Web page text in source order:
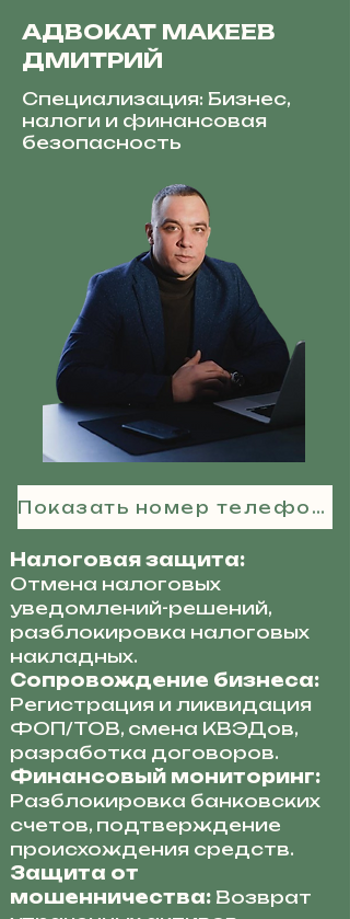
АДВОКАТ МАКЕЕВ
ДМИТРИЙ
Специализация: Бизнес,
налоги и финансовая
безопасность
Показать номер телефона
Налоговая защита:
Отмена налоговых
уведомлений-решений,
разблокировка налоговых
накладных.
Сопровождение бизнеса:
Регистрация и ликвидация
ФОП/ТОВ, смена КВЭДов,
разработка договоров.
Финансовый мониторинг:
Разблокировка банковских
счетов, подтверждение
происхождения средств.
Защита от
мошенничества: Возврат